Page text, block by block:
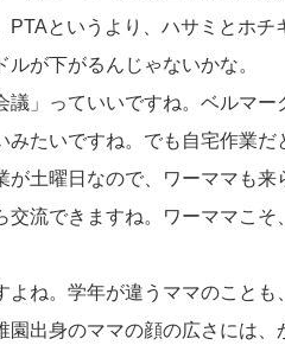
PTAというより、ハサミとホチ
ルが下がるんじゃないかな。
」っていいですね。ベルマー
みたいですね。でも自宅作業だ
土曜日なので、ワーママも来
流できますね。ワーママこそ
ね。学年が違うママのことも
出身のママの顔の広さには、